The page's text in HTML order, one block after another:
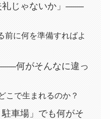
礼じゃないか」——
前に何を準備すればよ
何がそんなに違っ
こで生まれるのか？
車場」でも何がそ